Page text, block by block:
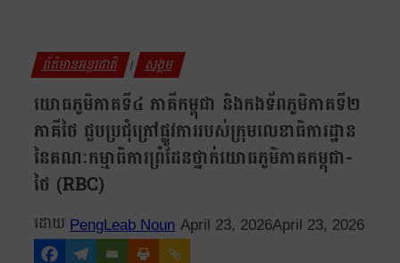
ព័ត៌មានអន្តរជាតិ | សង្គម
យោធភូមិភាគទី៤ ភាគីកម្ពុជា និងកងទ័ពភូមិភាគទី២
ភាគីថៃ ជួបប្រជុំក្រៅផ្លូវការរបស់ក្រុមលេខាធិការដ្ឋាន
នៃគណៈកម្មាធិការព្រំដែនថ្នាក់យោធភូមិភាគកម្ពុជា-
ថៃ (RBC)
PengLeab Noun April 23, 2026April 23, 2026